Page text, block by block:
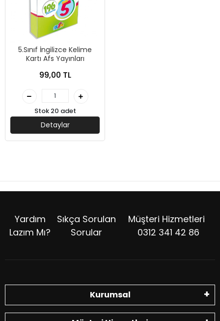
5.Sınıf İngilizce Kelime
Kartı Afs Yayınları
99,00 TL
Stok 20 adet
Detaylar
Yardım
Lazım Mı?
Sıkça Sorulan
Sorular
Müşteri Hizmetleri
0312 341 42 86
Kurumsal